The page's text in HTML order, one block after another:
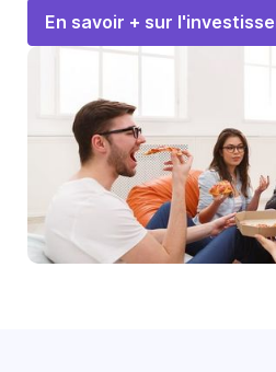
En savoir + sur